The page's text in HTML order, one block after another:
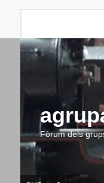
Fòrum dels